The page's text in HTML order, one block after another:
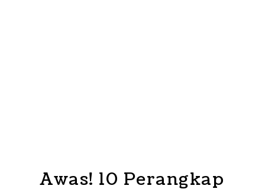
Awas! 10 Perangkap